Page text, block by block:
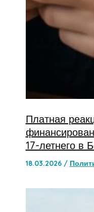
Платная
17-летнего в
18.03.2026 /